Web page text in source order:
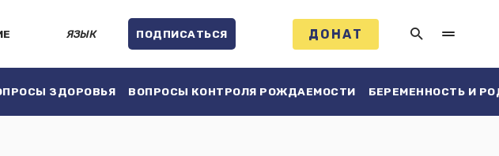
ЯЗЫК ПОДПИСАТЬСЯ ДОНАТ
ЗДОРОВЬЯ ВОПРОСЫ КОНТРОЛЯ РОЖДАЕМОСТИ БЕРЕМЕННОСТЬ И